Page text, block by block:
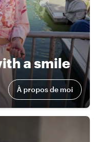
a smile
À propos de moi